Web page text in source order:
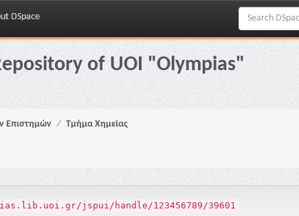
DSpace
of UOI "Olympias"
Επιστημών
Τμήμα Χημείας
jspui/handle/123456789/39601